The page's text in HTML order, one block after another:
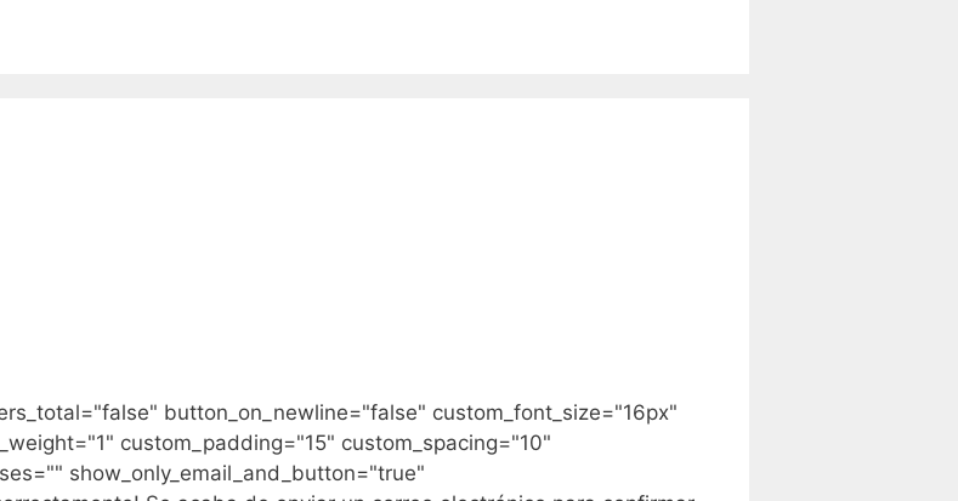
button_on_newline="false" custom_font_size="16px"
custom_padding="15" custom_spacing="10"
show_only_email_and_button="true"